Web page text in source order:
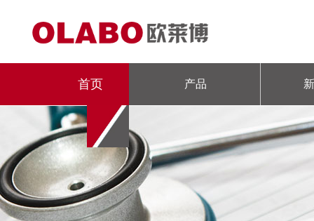
首页 产品